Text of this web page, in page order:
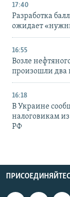
17:40
Разработка
ожидает
16:55
Возле
произошли два
16:18
В Украине
налоговикам
РФ